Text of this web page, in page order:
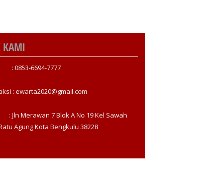
KAMI
0853-6694-7777
: ewarta2020@gmail.com
Merawan 7 Blok A No 19 Kel Sawah
Agung Kota Bengkulu 38228